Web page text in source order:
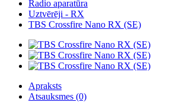
Radio aparatūra
Uztvērēji - RX
TBS Crossfire Nano RX (SE)
Apraksts
Atsauksmes (0)